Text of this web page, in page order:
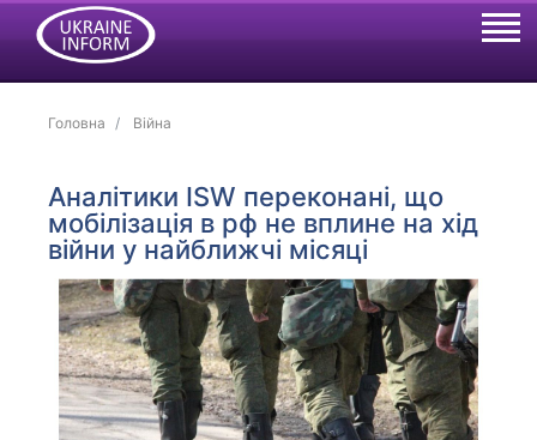
Головна Війна
Аналітики ISW переконані, що
мобілізація в рф не вплине на хід
війни у найближчі місяці